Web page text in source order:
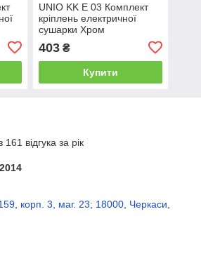
UNIO KK E 03 Комплект
кріплень електричної
сушарки Хром
403₴
Купити
відгука за рік
корп. 3, маг. 23; 18000, Черкаси,